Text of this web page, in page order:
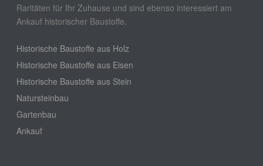
Raritäten für Ihr Zuhause und sind ebenso interessiert am
Ankauf historischer Baustoffe.
Historische Baustoffe aus Holz
Historische Baustoffe aus Eisen
Historische Baustoffe aus Stein
Natursteinbau
Gartenbau
Ankauf